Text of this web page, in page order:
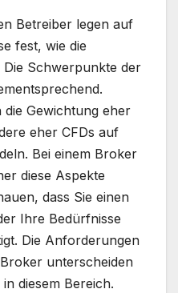
Betreiber legen auf
fest, wie die
Die Schwerpunkte der
Gewichtung eher
eher CFDs auf
Bei einem Broker
diese Aspekte
dass Sie einen
Ihre Bedürfnisse
Die Anforderungen
unterscheiden
diesem Bereich.